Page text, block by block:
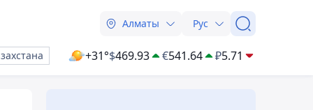
Алматы Рус
+31°$469.93 €541.64 ₽5.71